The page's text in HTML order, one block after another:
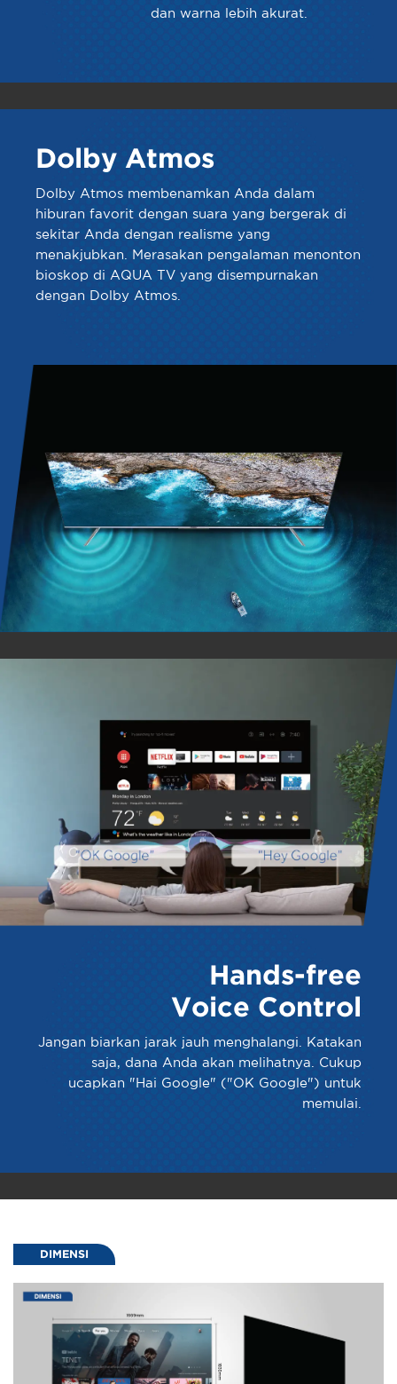
dan warna lebih akurat.
Dolby Atmos
Dolby Atmos membenamkan Anda dalam
hiburan favorit dengan suara yang bergerak di
sekitar Anda dengan realisme yang
menakjubkan. Merasakan pengalaman menonton
bioskop di AQUA TV yang disempurnakan
dengan Dolby Atmos.
Hands-free
Voice Control
Jangan biarkan jarak jauh menghalangi. Katakan
saja, dana Anda akan melihatnya. Cukup
ucapkan "Hai Google" ("OK Google") untuk
memulai.
DIMENSI